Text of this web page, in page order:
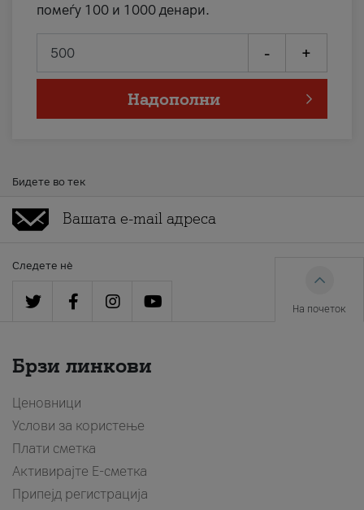
помеѓу 100 и 1000 денари.
- +
Надополни
Бидете во тек
Следете нè
На почеток
Брзи линкови
Ценовници
Услови за користење
Плати сметка
Активирајте Е-сметка
Припејд регистрација